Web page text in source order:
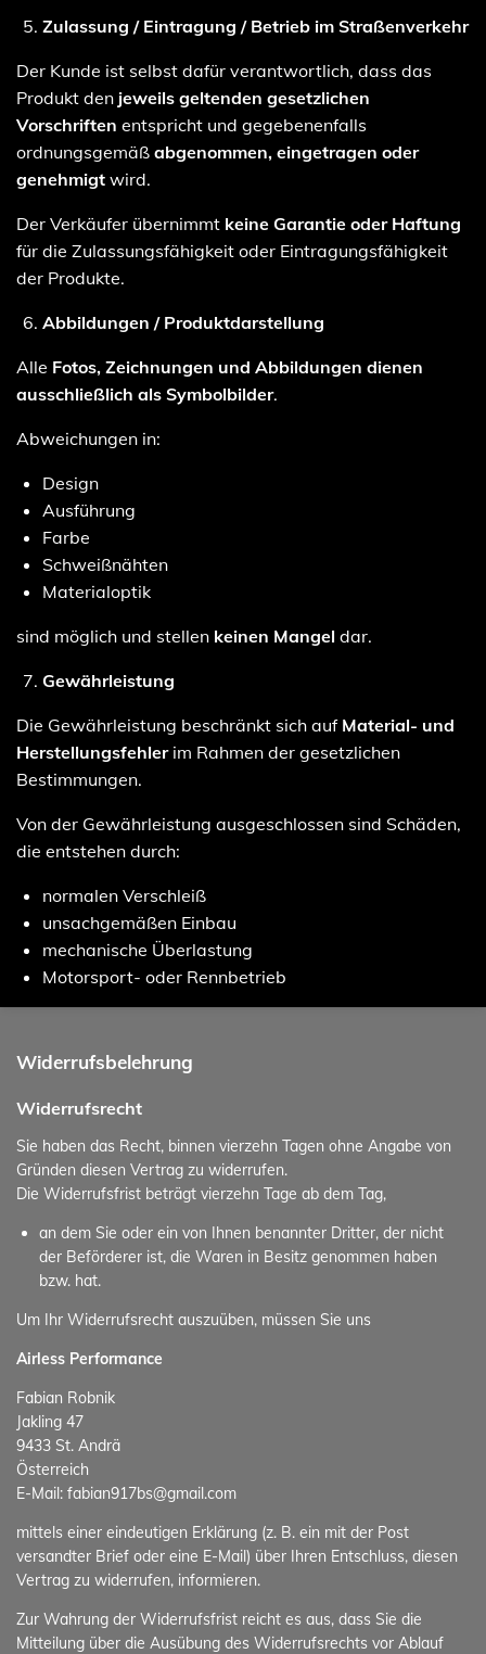
Zulassung / Eintragung / Betrieb im Straßenverkehr
Der Kunde ist selbst dafür verantwortlich, dass das
Produkt den jeweils geltenden gesetzlichen
Vorschriften entspricht und gegebenenfalls
ordnungsgemäß abgenommen, eingetragen oder
genehmigt wird.
Der Verkäufer übernimmt keine Garantie oder Haftung
für die Zulassungsfähigkeit oder Eintragungsfähigkeit
der Produkte.
Abbildungen / Produktdarstellung
Alle Fotos, Zeichnungen und Abbildungen dienen
ausschließlich als Symbolbilder.
Abweichungen in:
Design
Ausführung
Farbe
Schweißnähten
Materialoptik
sind möglich und stellen keinen Mangel dar.
Gewährleistung
Die Gewährleistung beschränkt sich auf Material- und
Herstellungsfehlerim Rahmen der gesetzlichen
Bestimmungen.
Von der Gewährleistung ausgeschlossen sind Schäden,
die entstehen durch:
normalen Verschleiß
unsachgemäßen Einbau
mechanische Überlastung
Motorsport- oder Rennbetrieb
Widerrufsbelehrung
Widerrufsrecht
Sie haben das Recht, binnen vierzehn Tagen ohne Angabe von
Gründen diesen Vertrag zu widerrufen.
Die Widerrufsfrist beträgt vierzehn Tage ab dem Tag,
an dem Sie oder ein von Ihnen benannter Dritter, der nicht
der Beförderer ist, die Waren in Besitz genommen haben
bzw. hat.
Um Ihr Widerrufsrecht auszuüben, müssen Sie uns
Airless Performance
Fabian Robnik
Jakling 47
9433 St. Andrä
Österreich
E-Mail: fabian917bs@gmail.com
mittels einer eindeutigen Erklärung (z. B. ein mit der Post
versandter Brief oder eine E-Mail) über Ihren Entschluss, diesen
Vertrag zu widerrufen, informieren.
Zur Wahrung der Widerrufsfrist reicht es aus, dass Sie die
Mitteilung über die Ausübung des Widerrufsrechts vor Ablauf